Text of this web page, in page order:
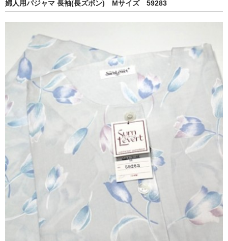
婦人用パジャマ 長袖(長ズボン) Mサイズ 59283